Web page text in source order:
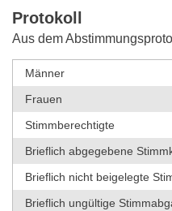
Protokoll
Aus dem
Männer
Frauen
Stimmberechtigte
Brieflich abgegebene
Brieflich nicht beigelegte
Brieflich ungültige